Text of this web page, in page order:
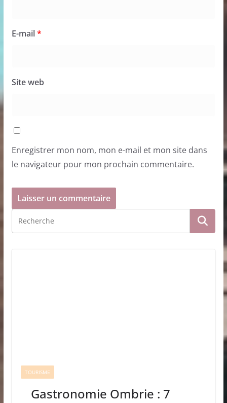
E-mail*
Site web
Enregistrer mon nom, mon e-mail et mon site dans
le navigateur pour mon prochain commentaire.
TOURISME
Gastronomie Ombrie : 7